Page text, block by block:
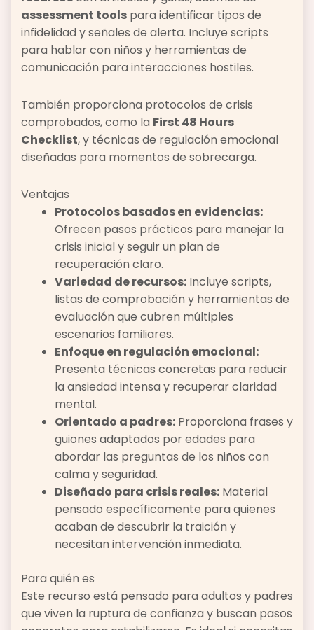
assessment tools para identificar tipos de
infidelidad y señales de alerta. Incluye scripts
para hablar con niños y herramientas de
comunicación para interacciones hostiles.
También proporciona protocolos de crisis
comprobados, como la First 48 Hours
Checklist, y técnicas de regulación emocional
diseñadas para momentos de sobrecarga.
Ventajas
Protocolos basados en evidencias:
Ofrecen pasos prácticos para manejar la
crisis inicial y seguir un plan de
recuperación claro.
Variedad de recursos: Incluye scripts,
listas de comprobación y herramientas de
evaluación que cubren múltiples
escenarios familiares.
Enfoque en regulación emocional:
Presenta técnicas concretas para reducir
la ansiedad intensa y recuperar claridad
mental.
Orientado a padres: Proporciona frases y
guiones adaptados por edades para
abordar las preguntas de los niños con
calma y seguridad.
Diseñado para crisis reales: Material
pensado específicamente para quienes
acaban de descubrir la traición y
necesitan intervención inmediata.
Para quién es
Este recurso está pensado para adultos y padres
que viven la ruptura de confianza y buscan pasos